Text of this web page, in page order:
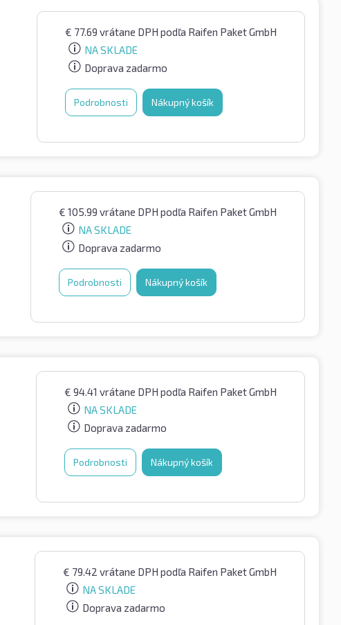
€ 77.69 vrátane DPH podľa Raifen Paket GmbH
NA SKLADE
Doprava zadarmo
Podrobnosti Nákupný košík
€ 105.99 vrátane DPH podľa Raifen Paket GmbH
NA SKLADE
Doprava zadarmo
Podrobnosti Nákupný košík
€ 94.41 vrátane DPH podľa Raifen Paket GmbH
NA SKLADE
Doprava zadarmo
Podrobnosti Nákupný košík
€ 79.42 vrátane DPH podľa Raifen Paket GmbH
NA SKLADE
Doprava zadarmo